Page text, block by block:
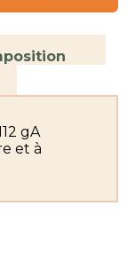
gA
et à